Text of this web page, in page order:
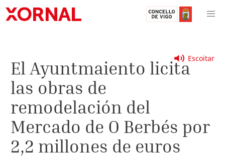
Escoitar
El Ayuntmaiento licita
las obras de
remodelación del
Mercado de O Berbés por
2,2 millones de euros